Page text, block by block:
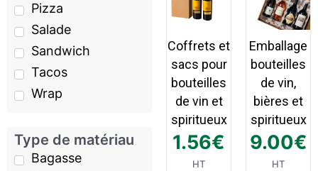
Pizza
Salade
Sandwich
Tacos
Wrap
Type de matériau
Bagasse
Coffrets et
sacs pour
bouteilles
de vin et
spiritueux
1.56€
HT
Emballage
bouteilles
de vin,
bières et
spiritueux
9.00€
HT